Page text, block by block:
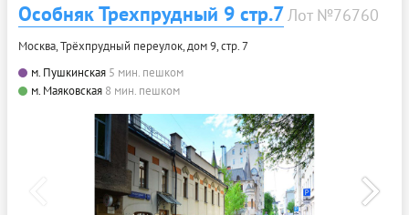
Особняк Трехпрудный 9 стр.7Лот №76760
Москва, Трёхпрудный переулок, дом 9, стр. 7
м. Пушкинская 5 мин. пешком
м. Маяковская 8 мин. пешком